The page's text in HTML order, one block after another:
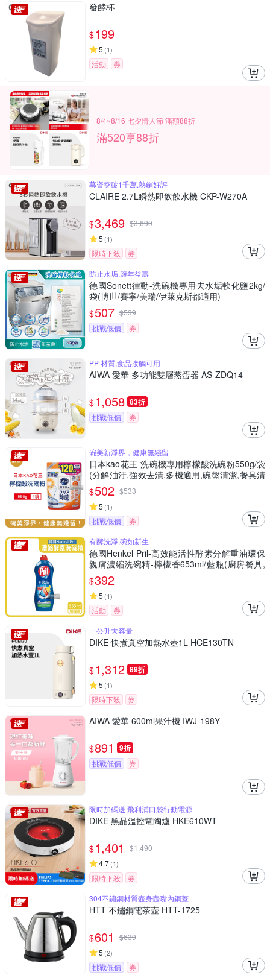
發酵杯
$199
5 (1)
活動 券
8/4~8/16 七夕情人節 滿額88折
滿520享88折
募資突破1千萬,熱銷好評
CLAIRE 2.7L瞬熱即飲飲水機 CKP-W270A
$3,469 $3,690
5 (1)
限時下殺
券
防止水垢,鹽年益壽
德國Sonett律動-洗碗機專用去水垢軟化鹽2kg/
袋(博世/賽寧/美瑞/伊萊克斯都適用)
$507 $539
挑戰低價
券
PP 材質,食品接觸可用
AIWA 愛華 多功能雙層蒸蛋器 AS-ZDQ14
$1,058 83折
挑戰低價 券
碗美新淨界，健康無殘留
日本kao花王-洗碗機專用檸檬酸洗碗粉550g/袋
(分解油汙,強效去漬,多機適用,碗盤清潔,餐具清
潔)
$502 $533
5 (1)
挑戰低價
券
有酵洗淨,碗如新生
德國Henkel Pril-高效能活性酵素分解重油環保
親膚濃縮洗碗精-檸檬香653ml/藍瓶(廚房餐具,
碗盤,鍋具清潔劑)
$392
5 (1)
活動
券
一公升大容量
DIKE 快煮真空加熱水壺1L HCE130TN
$1,312 89折
5 (1)
限時下殺 券
AIWA 愛華 600ml果汁機 IWJ-198Y
$891 9折
挑戰低價 券
限時加碼送 飛利浦口袋行動電源
DIKE 黑晶溫控電陶爐 HKE610WT
$1,401 $1,490
4.7(1)
限時下殺
券
304不鏽鋼材質壺身壺嘴內鋼蓋
HTT 不鏽鋼電茶壺 HTT-1725
$601 $639
5 (2)
挑戰低價 券